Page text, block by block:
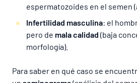
espermatozoides en el semen
Infertilidad masculina: el
pero de mala calidad (baja
morfología).
Para saber en qué caso se